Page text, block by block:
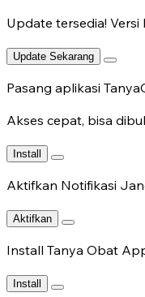
Update tersedia! Versi
Update Sekarang
Pasang aplikasi
Akses cepat, bisa
Install
Aktifkan Notifikasi
Aktifkan
Install Tanya Obat
Install